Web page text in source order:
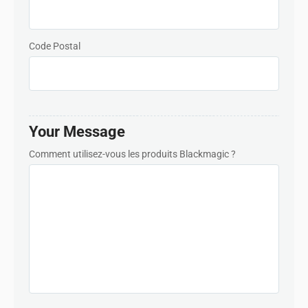
UAE
Code Postal
Your Message
Comment utilisez-vous les produits Blackmagic ?